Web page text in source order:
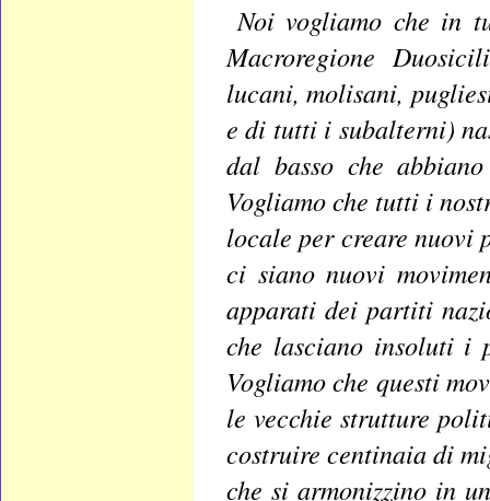
Noi vogliamo che in
Macroregione
lucani, molisani,
e di tutti i subalterni)
dal basso che
Vogliamo che tutti i
locale per creare nuovi
ci siano nuovi
apparati dei partiti
che lasciano insoluti i
Vogliamo che questi
le vecchie strutture
costruire centinaia di
che si armonizzino in